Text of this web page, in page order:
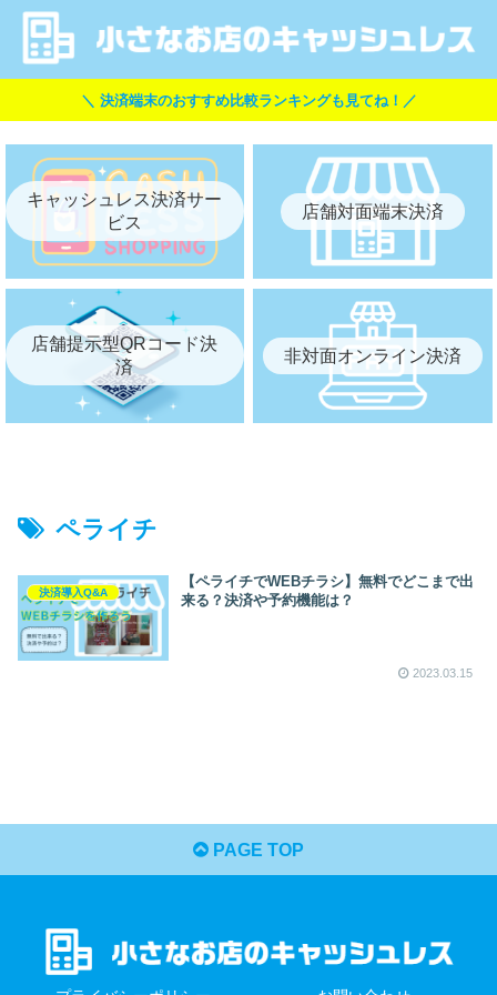
＼ 決済端末のおすすめ比較ランキングも見てね！／
キャッシュレス決済サー
ビス
店舗対面端末決済
店舗提示型QRコード決
済
非対面オンライン決済
ペライチ
決済導入Q&A
【ペライチでWEBチラシ】無料でどこまで出
来る？決済や予約機能は？
2023.03.15
PAGE TOP